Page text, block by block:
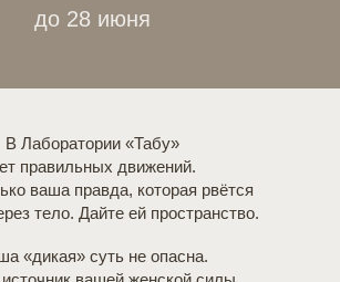
до 28 июня
В Лаборатории «Табу»
правильных движений.
ваша правда, которая рвётся
тело. Дайте ей пространство.
и наслаждения.
«дикая» суть не опасна.